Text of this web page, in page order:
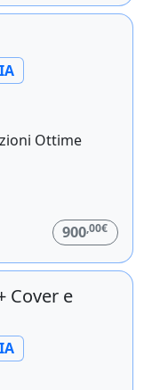
Ottime
900,00€
Cover e